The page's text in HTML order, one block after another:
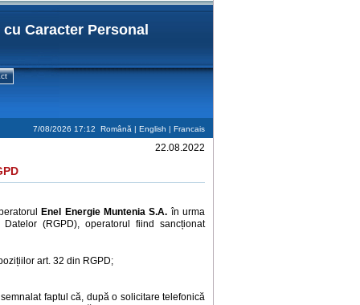
Caracter Personal
7/08/2026 17:12 Română | English | Francais
22.08.2022
Enel Energie Muntenia S.A. în urma
(RGPD), operatorul fiind sancționat
art. 32 din RGPD;
faptul că, după o solicitare telefonică